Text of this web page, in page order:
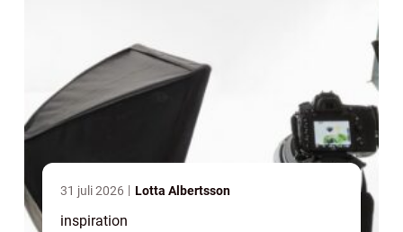
31 juli 2026 Lotta Albertsson
inspiration